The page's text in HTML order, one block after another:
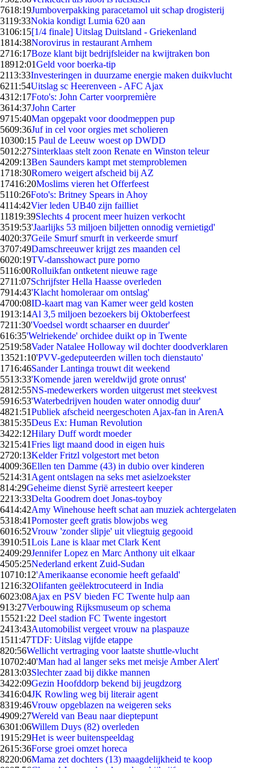
7618:19Jumboverpakking paracetamol uit schap drogisterij
3119:33Nokia kondigt Lumia 620 aan
3106:15[1/4 finale] Uitslag Duitsland - Griekenland
1814:38Norovirus in restaurant Arnhem
2716:17Boze klant bijt bedrijfsleider na kwijtraken bon
18912:01Geld voor boerka-tip
2113:33Investeringen in duurzame energie maken duikvlucht
6211:54Uitslag sc Heerenveen - AFC Ajax
4312:17Foto's: John Carter voorpremière
3614:37John Carter
9715:40Man opgepakt voor doodmeppen pup
5609:36Juf in cel voor orgies met scholieren
10300:15 Paul de Leeuw woest op DWDD
5012:27Sinterklaas stelt zoon Renate en Winston teleur
4209:13Ben Saunders kampt met stemproblemen
1718:30Romero weigert afscheid bij AZ
17416:20Moslims vieren het Offerfeest
5110:26Foto's: Britney Spears in Ahoy
4114:42Vier leden UB40 zijn failliet
11819:39Slechts 4 procent meer huizen verkocht
3519:53'Jaarlijks 53 miljoen biljetten onnodig vernietigd'
4020:37Geile Smurf smurft in verkeerde smurf
3707:49Damschreeuwer krijgt zes maanden cel
6020:19TV-dansshowact pure porno
5116:00Rolluikfan ontketent nieuwe rage
2711:07Schrijfster Hella Haasse overleden
7914:43'Klacht homoleraar om ontslag'
4700:08ID-kaart mag van Kamer weer geld kosten
1913:14Al 3,5 miljoen bezoekers bij Oktoberfeest
7211:30'Voedsel wordt schaarser en duurder'
616:35'Welriekende' orchidee duikt op in Twente
2519:58Vader Natalee Holloway wil dochter doodverklaren
13521:10'PVV-gedeputeerden willen toch dienstauto'
1716:46Sander Lantinga trouwt dit weekend
5513:33'Komende jaren wereldwijd grote onrust'
2812:55NS-medewerkers worden uitgerust met steekvest
5916:53'Waterbedrijven houden water onnodig duur'
4821:51Publiek afscheid neergeschoten Ajax-fan in ArenA
3815:35Deus Ex: Human Revolution
3422:12Hilary Duff wordt moeder
3215:41Fries ligt maand dood in eigen huis
2720:13Kelder Fritzl volgestort met beton
4009:36Ellen ten Damme (43) in dubio over kinderen
5214:31 Agent ontslagen na seks met asielzoekster
814:29Geheime dienst Syrië arresteert keeper
2213:33Delta Goodrem doet Jonas-toyboy
6414:42Amy Winehouse heeft schat aan muziek achtergelaten
5318:41Pornoster geeft gratis blowjobs weg
6016:52Vrouw 'zonder slipje' uit vliegtuig gegooid
3910:51Lois Lane is klaar met Clark Kent
2409:29Jennifer Lopez en Marc Anthony uit elkaar
4505:25Nederland erkent Zuid-Sudan
10710:12'Amerikaanse economie heeft gefaald'
1216:32Olifanten geëlektrocuteerd in India
6023:08Ajax en PSV bieden FC Twente hulp aan
913:27Verbouwing Rijksmuseum op schema
15521:22 Deel stadion FC Twente ingestort
2413:43Automobilist vergeet vrouw na plaspauze
1511:47TDF: Uitslag vijfde etappe
820:56Wellicht vertraging voor laatste shuttle-vlucht
10702:40'Man had al langer seks met meisje Amber Alert'
2813:03Slechter zaad bij dikke mannen
3422:09Gezin Hoofddorp bekend bij jeugdzorg
3416:04JK Rowling weg bij literair agent
8319:46Vrouw opgeblazen na weigeren seks
4909:27Wereld van Beau naar dieptepunt
6301:06Willem Duys (82) overleden
1915:29Het is weer buitenspeeldag
2615:36Forse groei omzet horeca
8220:06Mama zet dochters (13) maagdelijkheid te koop